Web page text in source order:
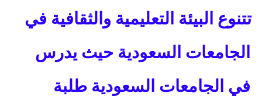
تتنوع البيئة التعليمية والثقافية في
الجامعات السعودية حيث يدرس
في الجامعات السعودية طلبة